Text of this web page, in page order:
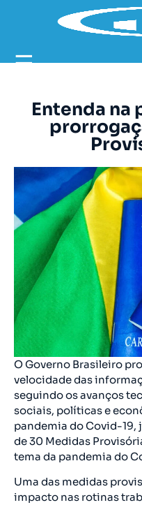
☰
Entenda na
O Governo Brasileiro
velocidade das
seguindo os avanços
sociais, políticas e
pandemia do Covid-19,
de 30 Medidas
tema da pandemia do
Uma das medidas
impacto nas rotinas